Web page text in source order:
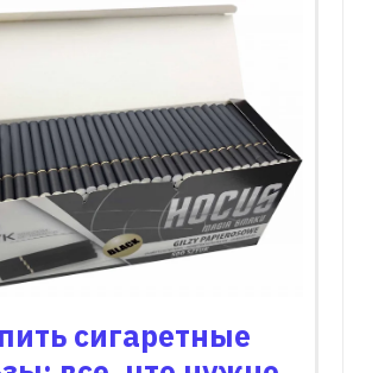
сигаретные